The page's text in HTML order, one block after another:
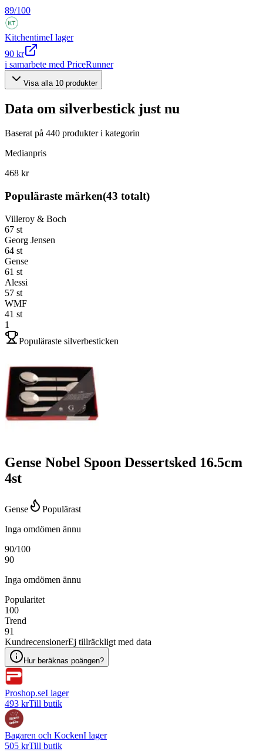
89/100
KitchentimeI lager
90 kr
i samarbete med PriceRunner
Visa alla 10 produkter
Data om silverbestick just nu
Baserat på 440 produkter i kategorin
Medianpris
468 kr
Populäraste märken(43 totalt)
Villeroy & Boch
67 st
Georg Jensen
64 st
Gense
61 st
Alessi
57 st
WMF
41 st
1
Populäraste silverbesticken
Gense Nobel Spoon Dessertsked 16.5cm
4st
Gense
Populärast
Inga omdömen ännu
90/100
90
Inga omdömen ännu
Popularitet
100
Trend
91
KundrecensionerEj tillräckligt med data
Hur beräknas poängen?
Proshop.seI lager
493 krTill butik
Bagaren och KockenI lager
505 krTill butik